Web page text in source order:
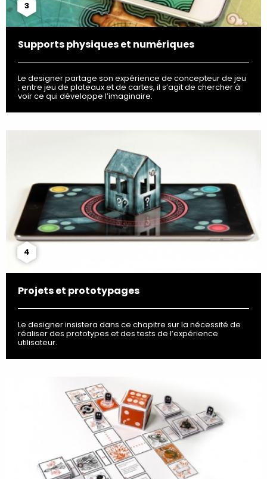
3
Supports physiques et numériques
Le designer partage son expérience de concepteur de jeu
; entre jeu de plateaux et de cartes, il s’agit de chercher à
voir ce qui développe l’imaginaire.
4
Projets et prototypages
Le designer insistera dans ce chapitre sur la nécessité de
réaliser des prototypes et des tests de l’expérience
utilisateur.